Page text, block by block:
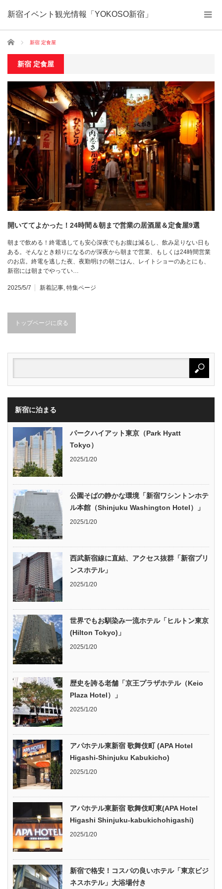
新宿イベント観光情報「YOKOSO新宿」
ホーム 新宿 定食屋
新宿 定食屋
開いててよかった！24時間＆朝まで営業の居酒屋＆定食屋9選
朝まで飲める！終電逃しても安心深夜でもお腹は減るし、飲み足りない日も
ある。そんなとき頼りになるのが深夜から朝まで営業、もしくは24時間営業
のお店。終電を逃した夜、夜勤明けの朝ごはん、レイトショーのあとにも、
新宿には朝までやってい…
2025/5/7 新着記事, 特集ページ
トップページに戻る
新宿に泊まる
パークハイアット東京（Park Hyatt
Tokyo）
2025/1/20
公園そばの静かな環境「新宿ワシントンホテ
ル本館（Shinjuku Washington Hotel）」
2025/1/20
西武新宿線に直結、アクセス抜群「新宿プリ
ンスホテル」
2025/1/20
世界でもお馴染み一流ホテル「ヒルトン東京
(Hilton Tokyo)」
2025/1/20
歴史を誇る老舗「京王プラザホテル（Keio
Plaza Hotel）」
2025/1/20
アパホテル東新宿 歌舞伎町 (APA Hotel
Higashi-Shinjuku Kabukicho)
2025/1/20
アパホテル東新宿 歌舞伎町東(APA Hotel
Higashi Shinjuku-kabukichohigashi)
2025/1/20
新宿で格安！コスパの良いホテル「東京ビジ
ネスホテル」大浴場付き